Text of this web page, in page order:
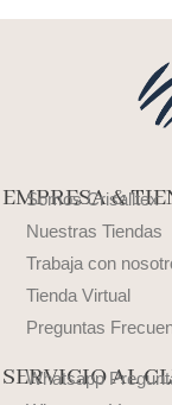
EMPRESA &
Somos Crisalltex
Nuestras Tiendas
Trabaja con
Tienda Virtual
Preguntas
SERVICIO AL
Whatsapp